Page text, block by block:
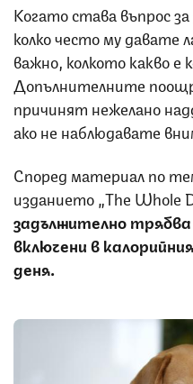
Когато става въпрос
колко често му давате
важно, колкото какво е
Допълнителните
причинят нежелано
ако не наблюдавате
Според материал по
изданието „The Whole
задължително
включени в
деня.